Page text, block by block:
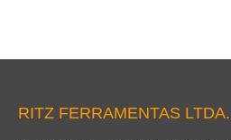
RITZ FERRAMENTAS LTDA.